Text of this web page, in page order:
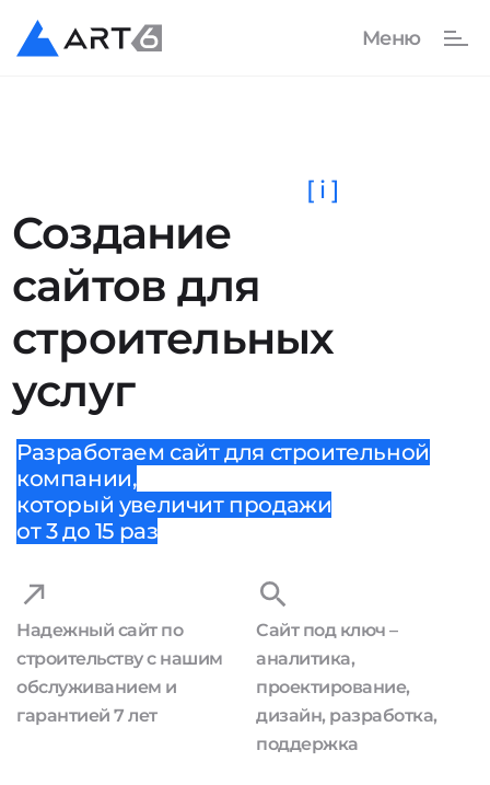
Создание
сайтов для
строительных
услуг
[ i ]
Разработаем сайт для строительной
компании,
который увеличит продажи
от 3 до 15 раз
Надежный сайт по
строительству с нашим
обслуживанием и
гарантией 7 лет
Сайт под ключ –
аналитика,
проектирование,
дизайн, разработка,
поддержка